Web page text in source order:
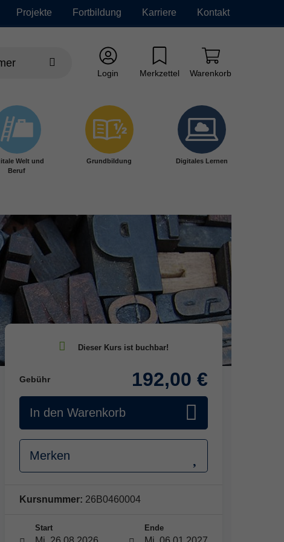
Projekte Fortbildung Karriere Kontakt
Login Merkzettel Warenkorb
Welt und
Beruf
Grundbildung Digitales Lernen
Gebühr 192,00 €
In den Warenkorb
Merken
Kursnummer: 26B0460004
Start Ende